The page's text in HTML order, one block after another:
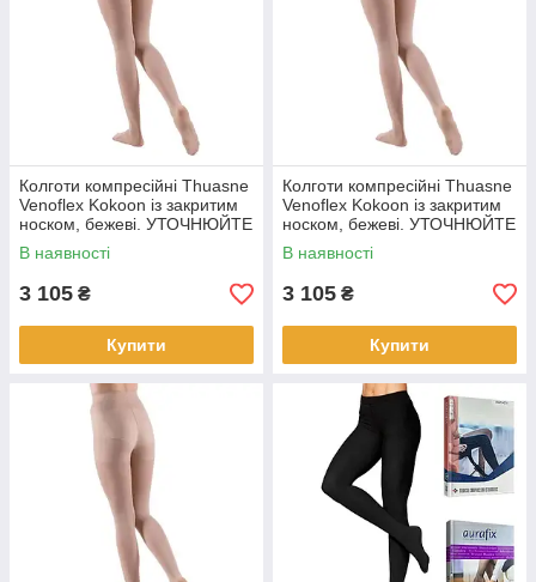
Колготи компресійні Thuasne
Venoflex Kokoon із закритим
носком, бежеві. УТОЧНЮЙТЕ
НАЯВНІСТЬ! Колготи , 2,
бежеві
В наявності
3 105 ₴
Купити
Колготи компресійні Thuasne
Venoflex Kokoon із закритим
носком, бежеві. УТОЧНЮЙТЕ
НАЯВНІСТЬ! Колготи , 3,
бежеві
В наявності
3 105 ₴
Купити